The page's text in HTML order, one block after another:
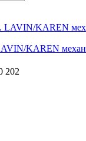
KAREN
202